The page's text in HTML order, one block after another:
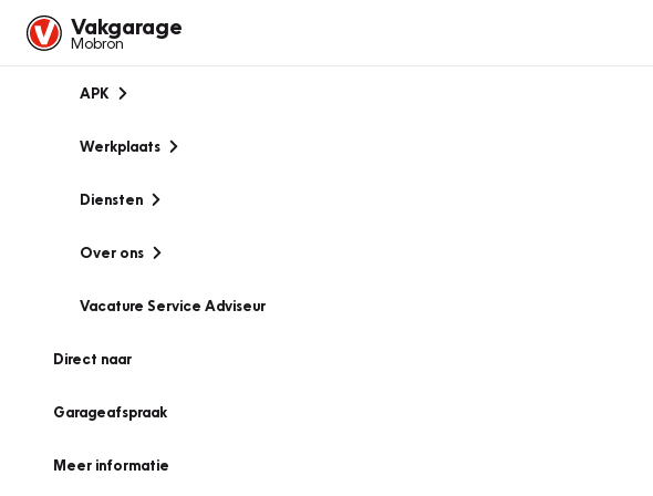
Vakgarage
Mobron
APK
Werkplaats
Diensten
Over ons
Vacature Service Adviseur
Direct naar
Garageafspraak
Meer informatie